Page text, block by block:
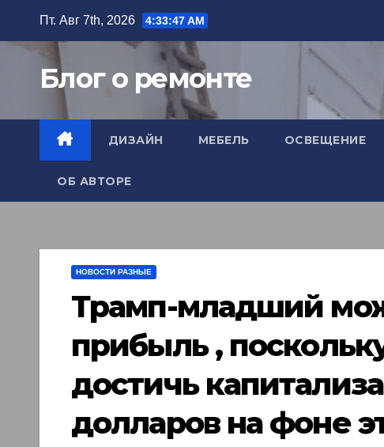
содержимому
Пт. Авг 7th, 2026 4:33:48 AM
Блог о ремонте
ДИЗАЙН МЕБЕЛЬ ОСВЕЩЕНИЕ
ОБ АВТОРЕ
НОВОСТИ РАЗНЫЕ
Трамп-младший
прибыль ,
достичь
долларов на фоне